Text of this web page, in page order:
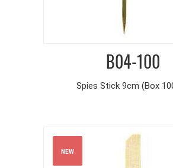
B04-100
Spies Stick 9cm (Box
NEW